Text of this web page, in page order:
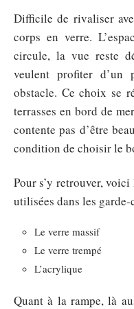
Difficile de rivaliser
corps en verre.
circule, la vue reste
veulent profiter d’un
obstacle. Ce choix se
terrasses en bord de
contente pas d’être
condition de choisir le
Pour s’y retrouver,
utilisées dans les garde-
Le verre massif
Le verre trempé
L’acrylique
Quant à la rampe, là